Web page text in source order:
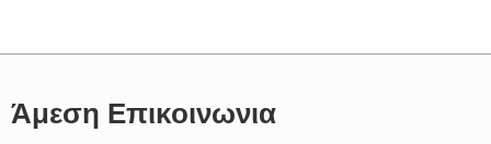
Άμεση Επικοινωνια